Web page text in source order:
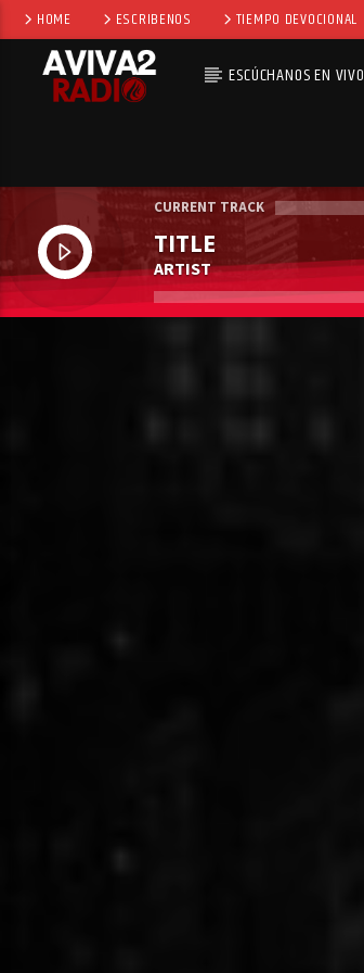
HOME ESCRIBENOS TIEMPO DEVOCIONAL
ESCÚCHANOS EN VIVO
CURRENT TRACK
TITLE
ARTIST